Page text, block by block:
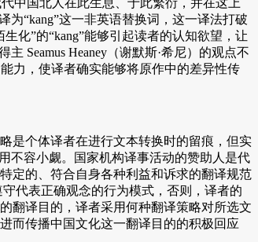
“kang”这一非英语替换词，这一译法打破
化”的“kang”能够引起读者的认知欲望，让
Seamus Heaney（谢默斯·希尼）的观点不
力，使译者确实能够将原作中的差异性传
是个体译者在进行文本转换时的留痕，但实
不容小觑。国家机构译事活动的赞助人是代
定的、符合自身各种利益和诉求的翻译规范
代表正确观念的行为模式，否则，译者的
翻译目的，译者采用何种翻译策略对所选文
而传播中国文化这一翻译目的的积极回应